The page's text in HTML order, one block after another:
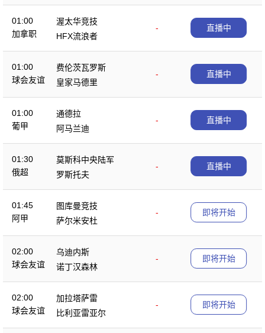
01:00
加拿职
渥太华竞技
-
HFX流浪者
直播中
01:00
球会友谊
费伦茨瓦罗斯
-
皇家马德里
直播中
01:00
葡甲
通德拉
-
阿马兰迪
直播中
01:30
俄超
莫斯科中央陆军
-
罗斯托夫
直播中
01:45
阿甲
图库曼竞技
-
萨尔米安杜
即将开始
02:00
球会友谊
乌迪内斯
-
诺丁汉森林
即将开始
02:00
球会友谊
加拉塔萨雷
-
比利亚雷亚尔
即将开始